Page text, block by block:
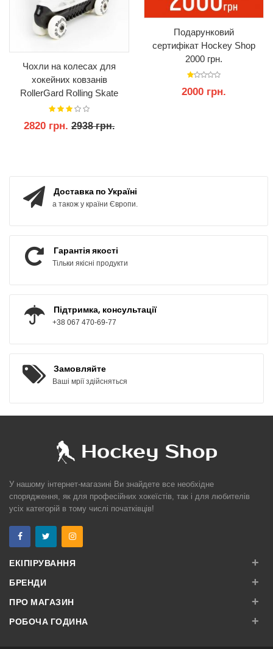
Чохли на колесах для
хокейних ковзанів
RollerGard Rolling Skate
Guards
2820 грн. 2938 грн.
Подарунковий
сертифікат Hockey Shop
2000 грн.
2000 грн.
Доставка по Україні
а також у країни Європи.
Гарантія якості
Тільки якісні продукти
Підтримка, консультації
+38 067 470-69-77
Замовляйте
Ваші мрії здійсняться
У нашому інтернет-магазині Ви знайдете все необхідне
спорядження, як для професійних хокеїстів, так і для любителів
усіх категорій в тому числі початківців!
ЕКІПІРУВАННЯ +
БРЕНДИ +
ПРО МАГАЗИН +
РОБОЧА ГОДИНА +